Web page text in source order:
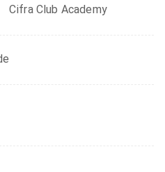
Cifra Club Academy